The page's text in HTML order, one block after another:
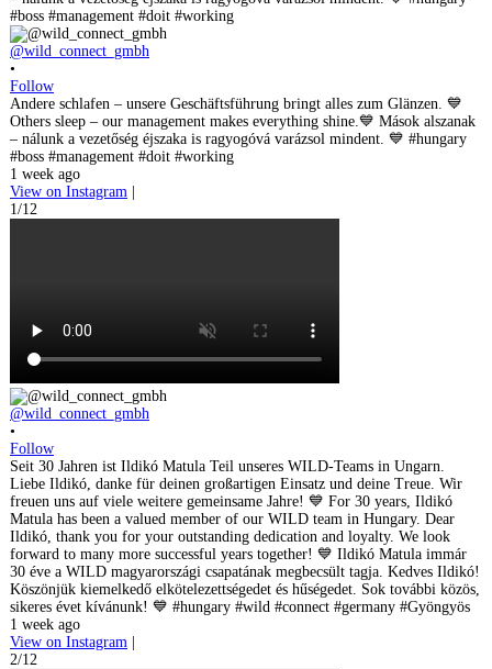
@wild_connect_gmbh
•
Follow
Andere schlafen – unsere Geschäftsführung bringt alles zum Glänzen. 💙
Others sleep – our management makes everything shine.💙 Mások alszanak
– nálunk a vezetőség éjszaka is ragyogóvá varázsol mindent. 💙 #hungary
#boss #management #doit #working
1 week ago
View on Instagram |
1/12
@wild_connect_gmbh
•
Follow
Seit 30 Jahren ist Ildikó Matula Teil unseres WILD-Teams in Ungarn.
Liebe Ildikó, danke für deinen großartigen Einsatz und deine Treue. Wir
freuen uns auf viele weitere gemeinsame Jahre! 💙 For 30 years, Ildikó
Matula has been a valued member of our WILD team in Hungary. Dear
Ildikó, thank you for your outstanding dedication and loyalty. We look
forward to many more successful years together! 💙 Ildikó Matula immár
30 éve a WILD magyarországi csapatának megbecsült tagja. Kedves Ildikó!
Köszönjük kiemelkedő elkötelezettségedet és hűségedet. Sok további közös,
sikeres évet kívánunk! 💙 #hungary #wild #connect #germany #Gyöngyös
1 week ago
View on Instagram |
2/12